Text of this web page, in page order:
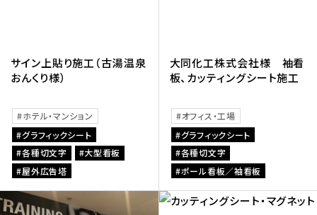
サイン上貼り施工（古湯温泉
おんくり様）
ホテル・マンション
グラフィックシート
各種切文字
大型看板
屋外広告塔
大同化工株式会社様 袖看
板、カッティングシート施工
オフィス・工場
グラフィックシート
各種切文字
ポール看板／袖看板